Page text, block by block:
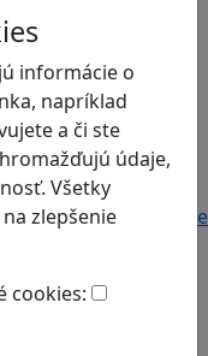
informácie o
napríklad
a či ste
údaje,
Všetky
zlepšenie
cookies:
znalosti o